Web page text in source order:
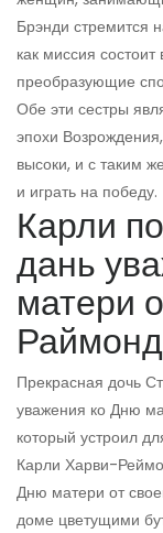
Брэнди стремится
как миссия
преобразующие
Обе эти сестры
эпохи
высоки, и с таким
и играть на победу.
Карли
дань
матери
Прекрасная дочь
уважения ко Дню
который устроил
Карли Харви-
Дню матери от
доме цветущими